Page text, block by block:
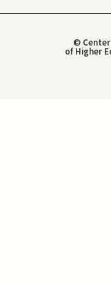
© Center
of Higher